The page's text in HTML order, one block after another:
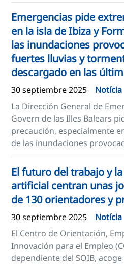
Emergencias pide
en la isla de Ibiza y
las inundaciones
fuertes lluvias y
descargado en las
30 septiembre 2025
Notícia
La Dirección General de
Govern de las Illes Balears
precaución, especialmente
de las inundaciones
El futuro del trabajo y
artificial centran unas
de 130 orientadores y
30 septiembre 2025
Notícia
El Centro de Orientación,
Innovación para el Empleo
dependiente del SOIB,